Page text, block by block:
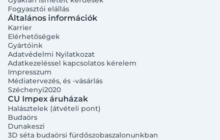
Fogyasztói elállás
Általános információk
Karrier
Elérhetőségek
Gyártóink
Adatvédelmi Nyilatkozat
Adatkezeléssel kapcsolatos kérelem
Impresszum
Médiatervezés, és -vásárlás
Széchenyi2020
CU Impex áruházak
Halásztelek (átvételi pont)
Budaörs
Dunakeszi
3D séta budaörsi fürdőszobaszalonunkban